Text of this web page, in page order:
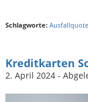
Schlagworte: Ausfallquote
Kreditkarten
2. April 2024 -